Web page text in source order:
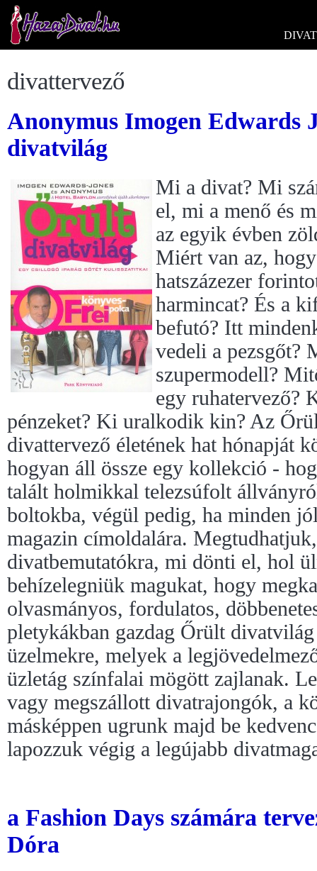
DIVAT
divattervező
Anonymus Imogen Edwards
divatvilág
Mi a divat? Mi
el, mi a menő és
az egyik évben
Miért van az,
hatszázezer
harmincat? És a
befutó? Itt
vedeli a pezsgőt?
szupermodell?
egy ruhatervező?
pénzeket? Ki uralkodik kin? Az
divattervező életének hat hónapját
hogyan áll össze egy kollekció -
talált holmikkal telezsúfolt
boltokba, végül pedig, ha minden
magazin címoldalára.
divatbemutatókra, mi dönti el, hol
behízelegniük magukat, hogy
olvasmányos, fordulatos,
pletykákban gazdag Őrült
üzelmekre, melyek a
üzletág színfalai mögött zajlanak.
vagy megszállott divatrajongók, a
másképpen ugrunk majd be
lapozzuk végig a legújabb
a Fashion Days számára
Dóra